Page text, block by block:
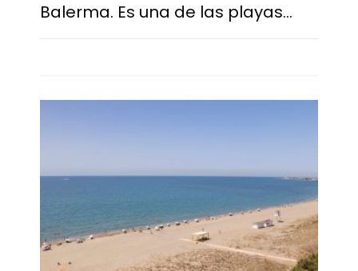
Balerma. Es una de las playas…